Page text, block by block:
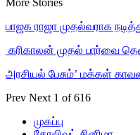
பாஜக ராஜா முதல்வராக
கரிகாலன் முதல் பார்வை
அரசியல் பேசும்’ மக்கள்
Prev Next 1 of 616
முகப்பு